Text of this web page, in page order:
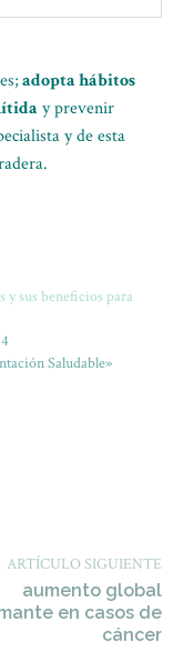
adopta hábitos
y prevenir
y de esta
y sus beneficios para
Saludable»
ARTÍCULO SIGUIENTE
aumento global
en casos de
cáncer